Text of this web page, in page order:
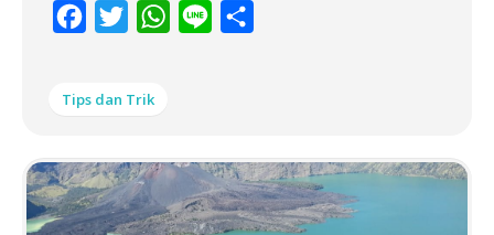
Facebook
Twitter WhatsApp
Line
Tips dan Trik